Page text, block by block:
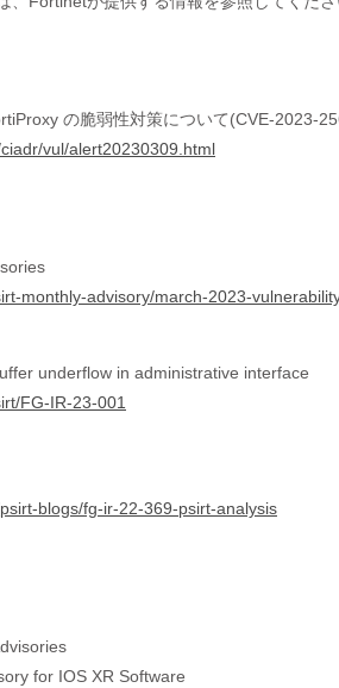
の脆弱性対策について(CVE-2023-
vul/alert20230309.html
monthly-advisory/march-2023-
underflow in administrative interface
FG-IR-23-001
blogs/fg-ir-22-369-psirt-analysis
for IOS XR Software